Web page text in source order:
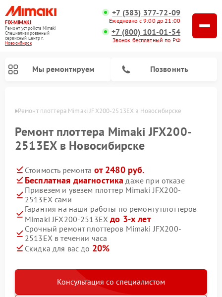
FIX-MIMAKI
Ремонт устройств Mimaki
Специализированный
cервисный центр г.
Новосибирск
+7 (383) 377-72-09
Ежедневно с 9:00 до 21:00
+7 (800) 101-01-54
Звонок бесплатный по РФ
Мы ремонтируем Позвонить
Ремонт плоттера Mimaki JFX200-2513EX в Новосибирске
Ремонт плоттера Mimaki JFX200-
2513EX в Новосибирске
Стоимость ремонта от 2480 руб.
Бесплатная диагностика даже при отказе
Привезем и увезем плоттер Mimaki JFX200-
2513EX сами
Гарантия на наши работы по ремонту плоттеров
Mimaki JFX200-2513EXдо 3-х лет
Срочный ремонт плоттеров Mimaki JFX200-
2513EX в течении часа
Скидка для вас до 20%
Консультация со специалистом